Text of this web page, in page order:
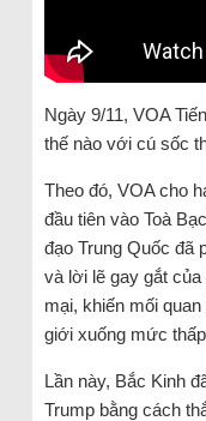
Ngày 9/11, VOA
thế nào với cú sốc
Theo đó, VOA cho
đầu tiên vào Toà
đạo Trung Quốc đã
và lời lẽ gay gắt
mại, khiến mối
giới xuống mức
Lần này, Bắc Kinh
Trump bằng cách